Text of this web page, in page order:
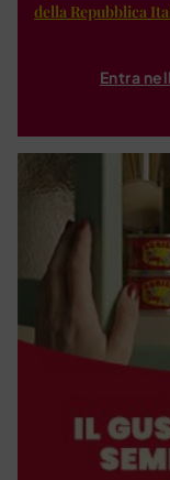
della Repubblica
Entra